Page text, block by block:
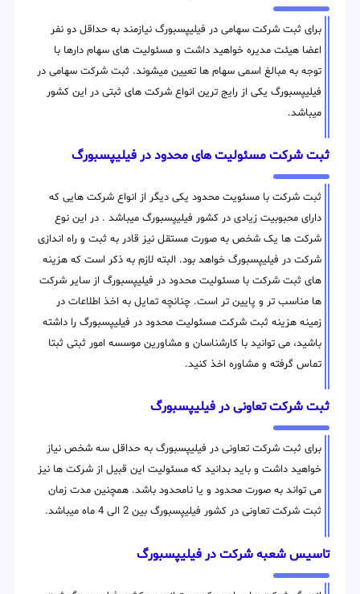
برای ثبت شرکت سهامی در فیلیپسبورگ نیازمند به حداقل دو نفر
اعضا هیئت مدیره خواهید داشت و مسئولیت های سهام دارها با
توجه به مبالغ اسمی سهام ها تعیین میشوند. ثبت شرکت سهامی در
فیلیپسبورگ یکی از رایج ترین انواع شرکت های ثبتی در این کشور
میباشد.
ثبت شرکت مسئولیت های محدود در فیلیپسبورگ
ثبت شرکت با مسئویت محدود یکی دیگر از انواع شرکت هایی که
دارای محبوبیت زیادی در کشور فیلیپسبورگ میباشد . در این نوع
شرکت ها یک شخص به صورت مستقل نیز قادر به ثبت و راه اندازی
شرکت در فیلیپسبورگ خواهد بود. البته لازم به ذکر است که هزینه
های ثبت شرکت با مسئولیت محدود در فیلیپسبورگ از سایر شرکت
ها مناسب تر و پایین تر است. چنانچه تمایل به اخذ اطلاعات در
زمینه هزینه ثبت شرکت مسئولیت محدود در فیلیپسبورگ را داشته
باشید، می توانید با کارشناسان و مشاورین موسسه امور ثبتی ثبتا
تماس گرفته و مشاوره اخذ کنید.
ثبت شرکت تعاونی در فیلیپسبورگ
برای ثبت شرکت تعاونی در فیلیپسبورگ به حداقل سه شخص نیاز
خواهید داشت و باید بدانید که مسئولیت این قبیل از شرکت ها نیز
می تواند به صورت محدود و یا نامحدود باشد. همچنین مدت زمان
ثبت شرکت تعاونی در کشور فیلیپسبورگ بین 2 الی 4 ماه میباشد.
تاسیس شعبه شرکت در فیلیپسبورگ